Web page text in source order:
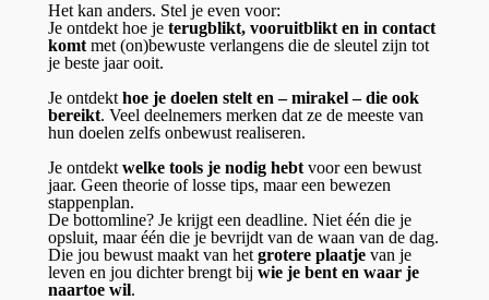
Het kan anders. Stel je even voor:
Je ontdekt hoe je terugblikt, vooruitblikt en in contact
komt met (on)bewuste verlangens die de sleutel zijn tot
je beste jaar ooit.
Je ontdekt hoe je doelen stelt en – mirakel – die ook
bereikt. Veel deelnemers merken dat ze de meeste van
hun doelen zelfs onbewust realiseren.
Je ontdekt welke tools je nodig hebt voor een bewust
jaar. Geen theorie of losse tips, maar een bewezen
stappenplan.
De bottomline? Je krijgt een deadline. Niet één die je
opsluit, maar één die je bevrijdt van de waan van de dag.
Die jou bewust maakt van het grotere plaatje van je
leven en jou dichter brengt bij wie je bent en waar je
naartoe wil.